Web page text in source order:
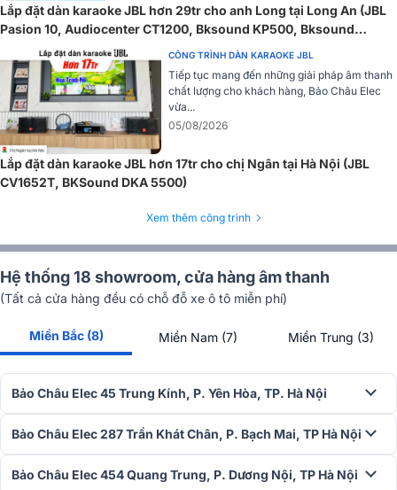
quang, và micro, giúp dễ dàng tương thích với các hệ thống âm
thanh. Điểm nổi bật của BIK BPR-8600 là hệ thống điều khiển 5.1
khuếch đại độc lập, cho phép người dùng dễ dàng điều chỉnh và lưu
các tham số âm thanh theo nhu cầu.
Đặc biệt, BIK BPR-8600 có khả năng phối ghép linh hoạt với nhiều
thiết bị khác như cục đẩy công suất, micro, đầu phát nhạc, đáp ứng
hoàn hảo cho các dàn karaoke gia đình hoặc kinh doanh.
=> Xem thêm:Vang số BIK BPR-8600
Loa sub điện dBTechnologies Sub 615
Loa sub điện dBTechnologies Sub 615 là loa siêu trầm chủ động
công suất 600W RMS, sử dụng củ loa 15 inch và ampli Class D tích
hợp DSP, mang đến âm trầm sâu, mạnh mẽ và chính xác. Với thiết
kế bass-reflex gọn gàng, vỏ gỗ ép phủ Polyurea bền bỉ, tay cầm hai
bên và lỗ ren M20 tiện lợi, loa dễ dàng lắp đặt và di chuyển.
dBTechnologies Sub 615 hỗ trợ nhiều chế độ đầu ra (Mono/Stereo,
độ BOOST tăng cường dải trầm. Nhờ SPL tối đa lên đến 131dB, loa
phù hợp cho sân khấu, bar, club, hội trường và các hệ thống âm
thanh chuyên nghiệp cần dải trầm uy lực, rõ nét và ổn định trong
thời gian dài.
=> Xem thêm:Loa sub điện dBTechnologies Sub 615
Lắp đặt dàn karaoke JBL hơn 29tr cho anh Long tại Long An (JBL
Pasion 10, Audiocenter CT1200, Bksound KP500, Bksound
SW212, BCE U900 Plus X)
CÔNG TRÌNH DÀN KARAOKE JBL
Tiếp tục mang đến những giải pháp âm thanh
chất lượng cho khách hàng, Bảo Châu Elec
vừa...
05/08/2026
Lắp đặt dàn karaoke JBL hơn 17tr cho chị Ngân tại Hà Nội (JBL
CV1652T, BKSound DKA 5500)
Xem thêm công trình
Hệ thống 18 showroom, cửa hàng âm thanh
(Tất cả cửa hàng đều có chỗ đỗ xe ô tô miễn phí)
Miền Bắc (8) Miền Nam (7) Miền Trung (3)
Bảo Châu Elec 45 Trung Kính, P. Yên Hòa, TP. Hà Nội
Bảo Châu Elec 287 Trần Khát Chân, P. Bạch Mai, TP Hà Nội
Bảo Châu Elec 454 Quang Trung, P. Dương Nội, TP Hà Nội